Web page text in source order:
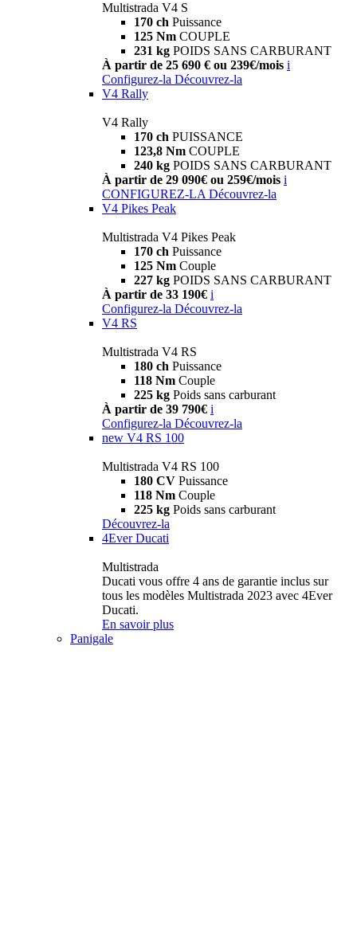
Multistrada V4 S
170 ch Puissance
125 Nm COUPLE
231 kg POIDS SANS CARBURANT
À partir de 25 690 € ou 239€/mois i
Configurez-la Découvrez-la
V4 Rally
V4 Rally
170 ch PUISSANCE
123,8 Nm COUPLE
240 kg POIDS SANS CARBURANT
À partir de 29 090€ ou 259€/mois i
CONFIGUREZ-LA Découvrez-la
V4 Pikes Peak
Multistrada V4 Pikes Peak
170 ch Puissance
125 Nm Couple
227 kg POIDS SANS CARBURANT
À partir de 33 190€ i
Configurez-la Découvrez-la
V4 RS
Multistrada V4 RS
180 ch Puissance
118 Nm Couple
225 kg Poids sans carburant
À partir de 39 790€ i
Configurez-la Découvrez-la
new V4 RS 100
Multistrada V4 RS 100
180 CV Puissance
118 Nm Couple
225 kg Poids sans carburant
Découvrez-la
4Ever Ducati
Multistrada
Ducati vous offre 4 ans de garantie inclus sur
tous les modèles Multistrada 2023 avec 4Ever
Ducati.
En savoir plus
Panigale